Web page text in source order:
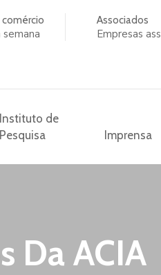
Associados
Empresas
Instituto de
Pesquisa
Imprensa
Da ACIA